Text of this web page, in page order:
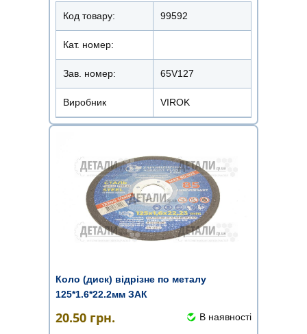
Код товару: 99592
Кат. номер:
Зав. номер: 65V127
Виробник VIROK
Коло (диск) відрізне по металу
125*1.6*22.2мм ЗАК
20.50 грн. В наявності